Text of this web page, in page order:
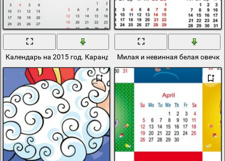
Календарь на 2015 год. КарандашМилая и невинная белая